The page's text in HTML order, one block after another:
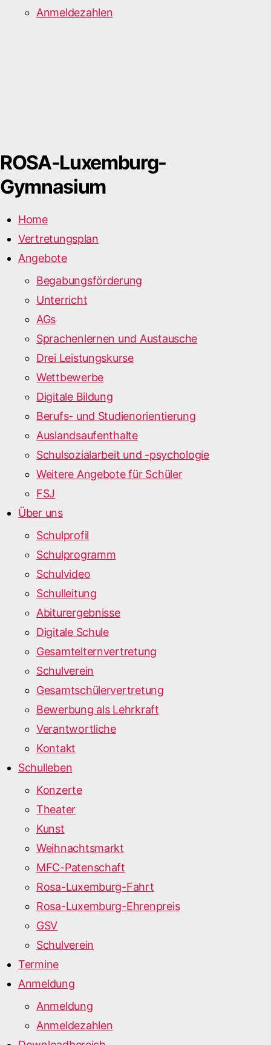
Anmeldezahlen
ROSA-Luxemburg-
Gymnasium
Home
Vertretungsplan
Angebote
Begabungsförderung
Unterricht
AGs
Sprachenlernen und Austausche
Drei Leistungskurse
Wettbewerbe
Digitale Bildung
Berufs- und Studienorientierung
Auslandsaufenthalte
Schulsozialarbeit und -psychologie
Weitere Angebote für Schüler
FSJ
Über uns
Schulprofil
Schulprogramm
Schulvideo
Schulleitung
Abiturergebnisse
Digitale Schule
Gesamtelternvertretung
Schulverein
Gesamtschülervertretung
Bewerbung als Lehrkraft
Verantwortliche
Kontakt
Schulleben
Konzerte
Theater
Kunst
Weihnachtsmarkt
MFC-Patenschaft
Rosa-Luxemburg-Fahrt
Rosa-Luxemburg-Ehrenpreis
GSV
Schulverein
Termine
Anmeldung
Anmeldung
Anmeldezahlen